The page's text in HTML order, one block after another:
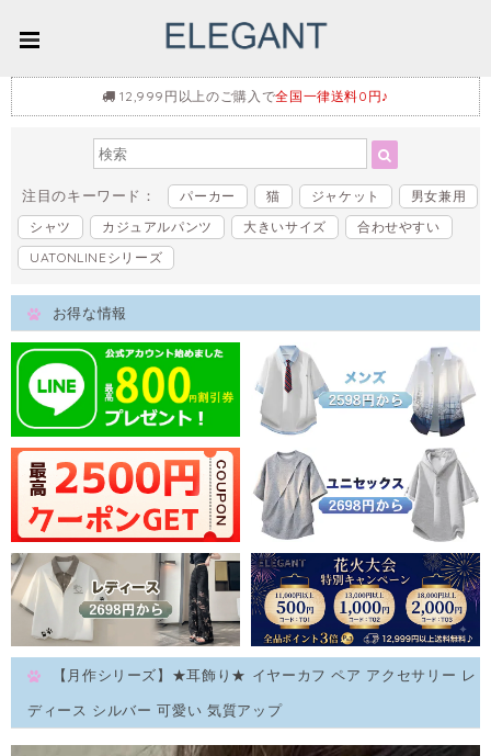
12,999円以上のご購入で全国一律送料0円♪
注目のキーワード： パーカー 猫 ジャケット
男女兼用
シャツ
カジュアルパンツ 大きいサイズ
合わせやすい
UATONLINEシリーズ
お得な情報
【月作シリーズ】★耳飾り★ イヤーカフ ペア アクセサリー レ
ディース シルバー 可愛い 気質アップ